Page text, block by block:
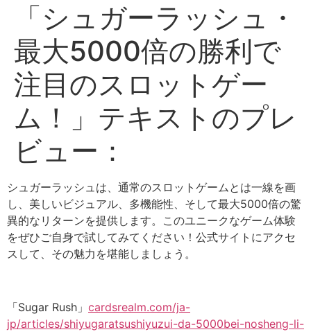
「シュガーラッシュ・
最大5000倍の勝利で
注目のスロットゲー
ム！」テキストのプレ
ビュー：
シュガーラッシュは、通常のスロットゲームとは一線を画
し、美しいビジュアル、多機能性、そして最大5000倍の驚
異的なリターンを提供します。このユニークなゲーム体験
をぜひご自身で試してみてください！公式サイトにアクセ
スして、その魅力を堪能しましょう。
「Sugar Rush」 cardsrealm.com/ja-
jp/articles/shiyugaratsushiyuzui-da-5000bei-nosheng-li-